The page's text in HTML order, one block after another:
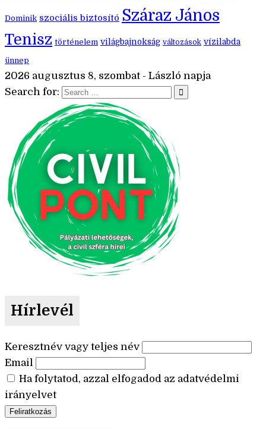
Dominik szociális biztosító Száraz János
Tenisz történelem világbajnokság változások vízilabda
ünnep
2026 augusztus 8, szombat - László napja
Search for:
Hírlevél
Keresztnév vagy teljes név
Email
Ha folytatod, azzal elfogadod az adatvédelmi
irányelvet